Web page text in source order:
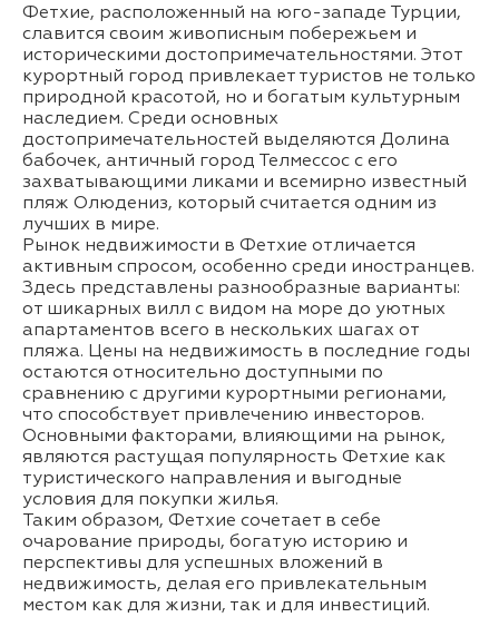
Фетхие, расположенный на юго-западе Турции,
славится своим живописным побережьем и
историческими достопримечательностями. Этот
курортный город привлекает туристов не только
природной красотой, но и богатым культурным
наследием. Среди основных
достопримечательностей выделяются Долина
бабочек, античный город Телмессос с его
захватывающими ликами и всемирно известный
пляж Олюдениз, который считается одним из
лучших в мире.
Рынок недвижимости в Фетхие отличается
активным спросом, особенно среди иностранцев.
Здесь представлены разнообразные варианты:
от шикарных вилл с видом на море до уютных
апартаментов всего в нескольких шагах от
пляжа. Цены на недвижимость в последние годы
остаются относительно доступными по
сравнению с другими курортными регионами,
что способствует привлечению инвесторов.
Основными факторами, влияющими на рынок,
являются растущая популярность Фетхие как
туристического направления и выгодные
условия для покупки жилья.
Таким образом, Фетхие сочетает в себе
очарование природы, богатую историю и
перспективы для успешных вложений в
недвижимость, делая его привлекательным
местом как для жизни, так и для инвестиций.